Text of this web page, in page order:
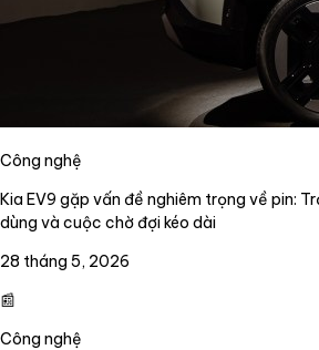
Công nghệ
Kia EV9 gặp vấn đề nghiêm trọng về pin:
dùng và cuộc chờ đợi kéo dài
28 tháng 5, 2026
📰
Công nghệ